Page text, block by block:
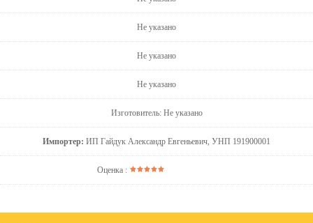
Не указано
Не указано
Не указано
Изготовитель: Не указано
Импортер: ИП Гайдук Александр Евгеньевич, УНП 191900001
Оценка :